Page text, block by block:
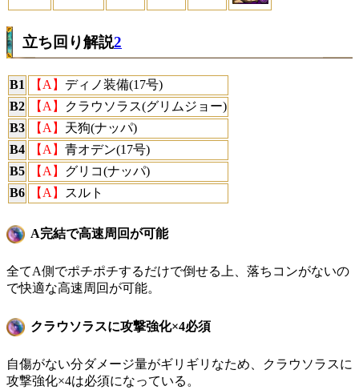
立ち回り解説2
B1 【A】 ディノ装備(17号)
B2
【A】
クラウソラス(グリムジョー)
B3
【A】 天狗(ナッパ)
B4
【A】 青オデン(17号)
B5
【A】 グリコ(ナッパ)
B6
【A】 スルト
A完結で高速周回が可能
全てA側でポチポチするだけで倒せる上、落ちコンがないの
で快適な高速周回が可能。
クラウソラスに攻撃強化×4必須
自傷がない分ダメージ量がギリギリなため、クラウソラスに
攻撃強化×4は必須になっている。